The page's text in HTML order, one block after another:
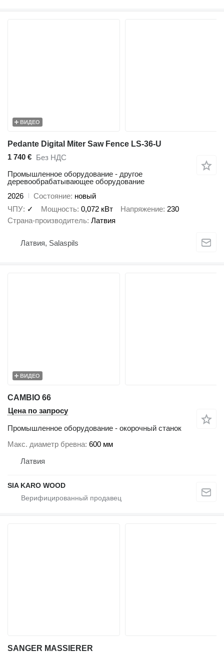
ВИДЕО
Pedante Digital Miter Saw Fence LS-36-U
1 740 € Без НДС
Промышленное оборудование - другое
деревообрабатывающее оборудование
2026
Состояние новый
ЧПУ ✓ Мощность 0,072 кВт Напряжение 230
Страна-производитель Латвия
Латвия, Salaspils
ВИДЕО
CAMBIO 66
Цена по запросу
Промышленное оборудование - окорочный станок
Макс. диаметр бревна 600 мм
Латвия
SIA KARO WOOD
SANGER MASSIERER